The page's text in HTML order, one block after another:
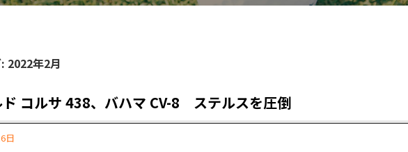
2022年2月
コルサ 438、バハマ CV-8 ステルスを圧倒
日